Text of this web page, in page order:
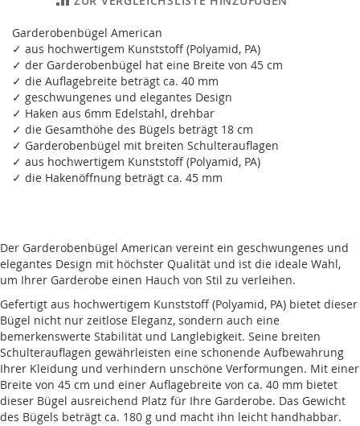
Garderobenbügel American
✓ aus hochwertigem Kunststoff (Polyamid, PA)
✓ der Garderobenbügel hat eine Breite von 45 cm
✓ die Auflagebreite beträgt ca. 40 mm
✓ geschwungenes und elegantes Design
✓ Haken aus 6mm Edelstahl, drehbar
✓ die Gesamthöhe des Bügels beträgt 18 cm
✓ Garderobenbügel mit breiten Schulterauflagen
✓ aus hochwertigem Kunststoff (Polyamid, PA)
✓ die Hakenöffnung beträgt ca. 45 mm
Der Garderobenbügel American vereint ein geschwungenes und
elegantes Design mit höchster Qualität und ist die ideale Wahl,
um Ihrer Garderobe einen Hauch von Stil zu verleihen.
Gefertigt aus hochwertigem Kunststoff (Polyamid, PA) bietet dieser
Bügel nicht nur zeitlose Eleganz, sondern auch eine
bemerkenswerte Stabilität und Langlebigkeit. Seine breiten
Schulterauflagen gewährleisten eine schonende Aufbewahrung
Ihrer Kleidung und verhindern unschöne Verformungen. Mit einer
Breite von 45 cm und einer Auflagebreite von ca. 40 mm bietet
dieser Bügel ausreichend Platz für Ihre Garderobe. Das Gewicht
des Bügels beträgt ca. 180 g und macht ihn leicht handhabbar.